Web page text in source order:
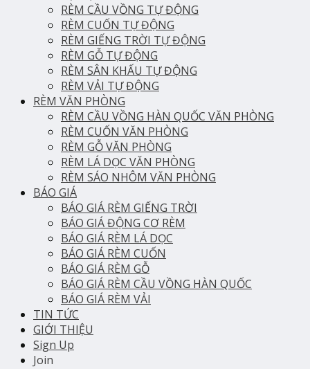
RÈM CẦU VỒNG TỰ ĐỘNG
RÈM CUỐN TỰ ĐỘNG
RÈM GIẾNG TRỜI TỰ ĐỘNG
RÈM GỖ TỰ ĐỘNG
RÈM SÂN KHẤU TỰ ĐỘNG
RÈM VẢI TỰ ĐỘNG
RÈM VĂN PHÒNG
RÈM CẦU VỒNG HÀN QUỐC VĂN PHÒNG
RÈM CUỐN VĂN PHÒNG
RÈM GỖ VĂN PHÒNG
RÈM LÁ DỌC VĂN PHÒNG
RÈM SÁO NHÔM VĂN PHÒNG
BÁO GIÁ
BÁO GIÁ RÈM GIẾNG TRỜI
BÁO GIÁ ĐỘNG CƠ RÈM
BÁO GIÁ RÈM LÁ DỌC
BÁO GIÁ RÈM CUỐN
BÁO GIÁ RÈM GỖ
BÁO GIÁ RÈM CẦU VỒNG HÀN QUỐC
BÁO GIÁ RÈM VẢI
TIN TỨC
GIỚI THIỆU
Sign Up
Join